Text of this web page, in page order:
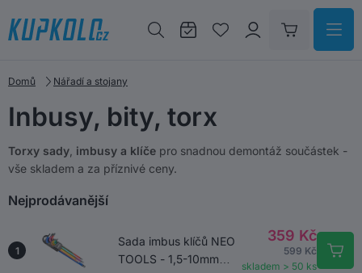
Domů Nářadí a stojany
Inbusy, bity, torx
Torxy sady imbusy a klíče pro snadnou demontáž součástek -
vše skladem a za příznivé ceny.
Nejprodávanější
1
Sada imbus klíčů NEO
TOOLS - 1,5-10mm
359 Kč
599 Kč
skladem > 50 ks